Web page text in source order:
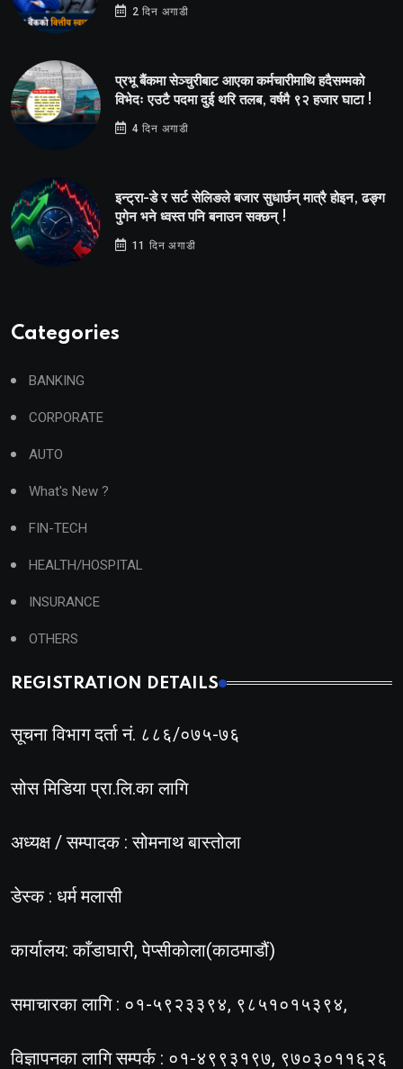
2 दिन अगाडी
प्रभू बैंकमा सेञ्चुरीबाट आएका कर्मचारीमाथि हदैसम्मको
विभेदः एउटै पदमा दुई थरि तलब, वर्षमै ९२ हजार घाटा !
4 दिन अगाडी
इन्ट्रा-डे र सर्ट सेलिङले बजार सुधार्छन् मात्रै होइन, ढङ्ग
पुगेन भने ध्वस्त पनि बनाउन सक्छन् !
11 दिन अगाडी
Categories
BANKING
CORPORATE
AUTO
What's New ?
FIN-TECH
HEALTH/HOSPITAL
INSURANCE
OTHERS
REGISTRATION DETAILS
सूचना विभाग दर्ता नं. ८८६/०७५-७६
सोस मिडिया प्रा.लि.का लागि
अध्यक्ष / सम्पादक : सोमनाथ बास्तोला
डेस्क : धर्म मलासी
कार्यालय: काँडाघारी, पेप्सीकोला(काठमाडौं)
समाचारका लागि : ०१-५९२३३९४, ९८५१०१५३९४,
विज्ञापनका लागि सम्पर्क : ०१-४९९३१९७, ९७०३०११६२६